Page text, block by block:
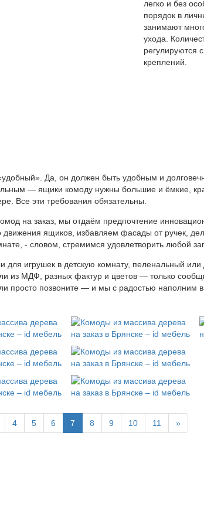
легко и без
порядок в
занимают
ухода.
регулируются
креплений.
Да, он должен быть удобным и
— ящики комоду нужны большие и ёмкие,
Все эти требования обязательны.
на заказ, мы отдаём предпочтение
движения ящиков, избавляем фасады от ручек,
- словом, стремимся удовлетворить любой
игрушек в детскую комнату, пеленальный или
из МДФ, разных фактур и цветов — только
просто позвоните — и мы с радостью наполним
4 5 6 7 8 9 10 11 »